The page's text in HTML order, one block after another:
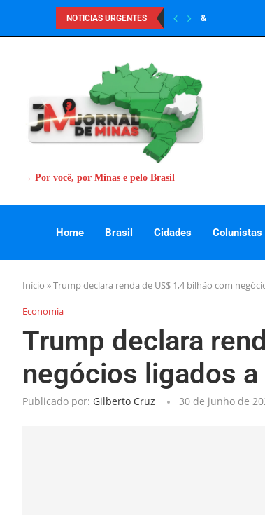
NOTICIAS URGENTES &
→ Por você, por Minas e pelo Brasil
Home Brasil Cidades Colunistas
Início »Trump declara renda de US$ 1,4 bilhão com
Economia
Trump declara
negócios ligados a
Publicado por: Gilberto Cruz 30 de junho de